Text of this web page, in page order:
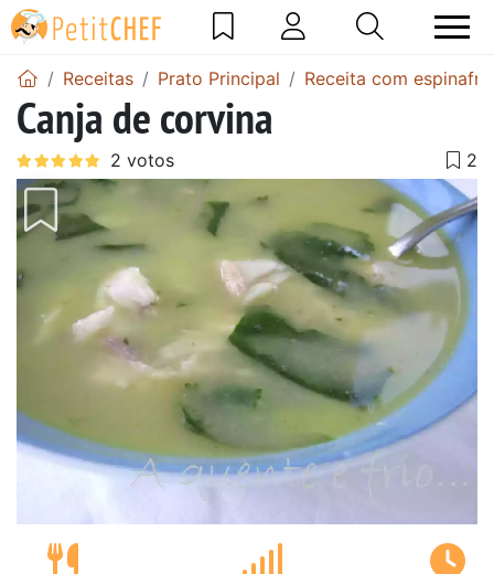
Receitas Prato Principal Receita com espinafre
Canja de corvina